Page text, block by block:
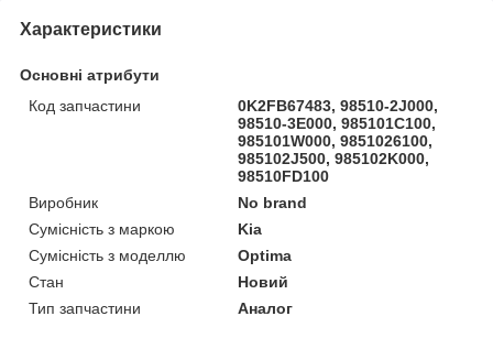
Характеристики
Основні атрибути
Код запчастини
0K2FB67483, 98510-2J000,
98510-3E000, 985101C100,
985101W000, 9851026100,
985102J500, 985102K000,
98510FD100
Виробник
No brand
Сумісність з маркою
Kia
Сумісність з моделлю
Optima
Стан
Новий
Тип запчастини
Аналог